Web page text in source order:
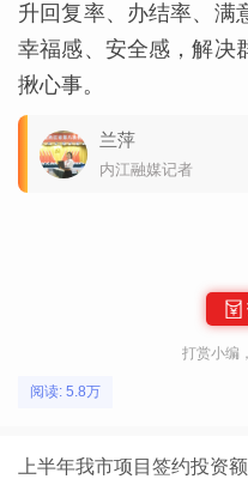
升回复率、办结率、满
幸福感、安全感，解决
揪心事。
兰萍
内江融媒记者
打赏小编
阅读: 5.8万
上半年我市项目签约投资